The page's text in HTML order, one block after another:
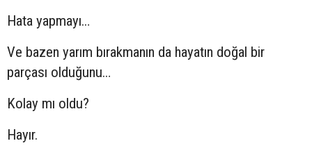
Hata yapmayı…
Ve bazen yarım bırakmanın da hayatın doğal bir
parçası olduğunu…
Kolay mı oldu?
Hayır.